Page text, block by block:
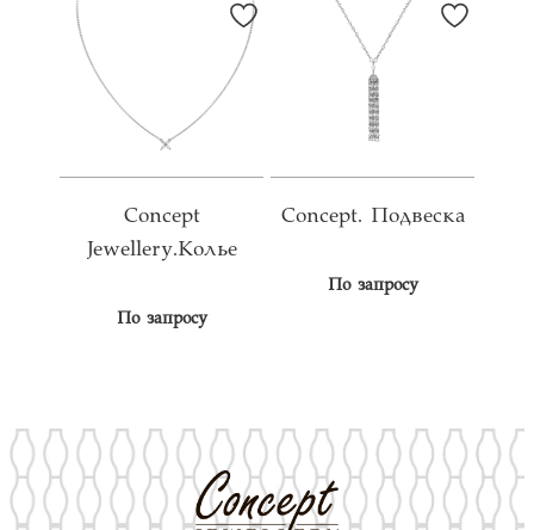
Concept
Jewellery.Колье
По запросу
Concept. Подвеска
По запросу